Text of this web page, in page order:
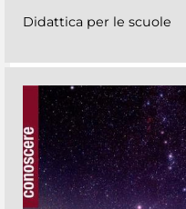
Didattica per le scuole